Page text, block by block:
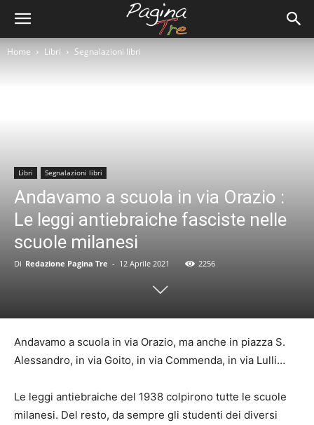
Home Libri Segnalazioni libri
Libri Segnalazioni libri
Andavamo a scuola in via Orazio :
Le leggi antiebraiche fasciste nelle
scuole milanesi
Di Redazione Pagina Tre - 12 Aprile 2021 2256
Andavamo a scuola in via Orazio, ma anche in piazza S.
Alessandro, in via Goito, in via Commenda, in via Lulli…
Le leggi antiebraiche del 1938 colpirono tutte le scuole
milanesi. Del resto, da sempre gli studenti dei diversi